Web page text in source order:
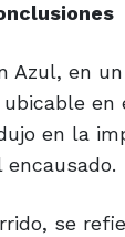
Azul, en
en
en la
se